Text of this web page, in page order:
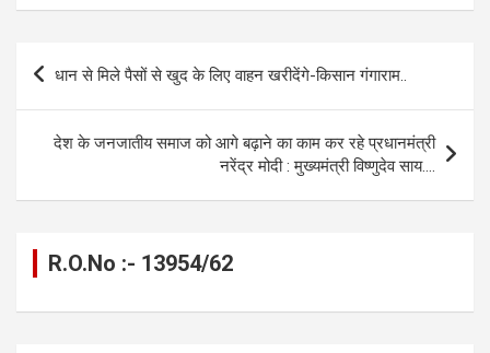
ce
b
o
o
k
se
n
g
er
at
A
p
p
e
a
m
ail py
n
k
ar
Post
धान से मिले पैसों से खुद के लिए वाहन खरीदेंगे-किसान गंगाराम..
देश के जनजातीय समाज को आगे बढ़ाने का काम कर रहे प्रधानमंत्री
नरेंद्र मोदी : मुख्यमंत्री विष्णुदेव साय….
R.O.No :- 13954/62